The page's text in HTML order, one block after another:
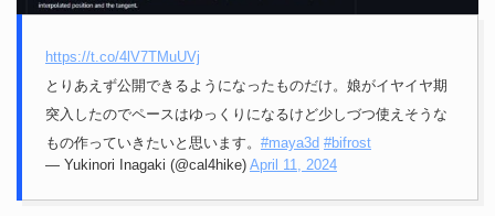
https://t.co/4lV7TMuUVj
とりあえず公開できるようになったものだけ。娘がイヤイヤ期
突入したのでペースはゆっくりになるけど少しづつ使えそうな
もの作っていきたいと思います。 #maya3d #bifrost
— Yukinori Inagaki (@cal4hike) April 11, 2024